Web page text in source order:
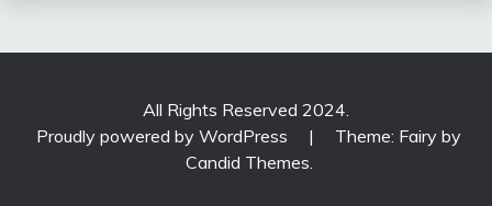
All Rights Reserved 2024.
Proudly powered by WordPress
|
Theme: Fairy by
Candid Themes